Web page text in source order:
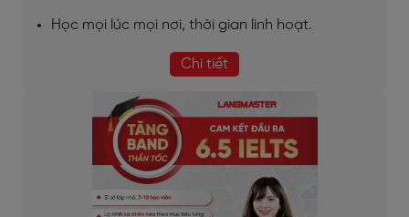
Học mọi lúc mọi nơi, thời gian linh hoạt.
Chi tiết